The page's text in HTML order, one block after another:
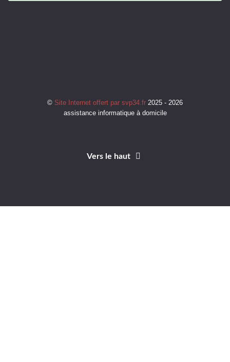
© Site Internet offert par svp34.fr 2025 - 2026
assistance informatique à domicile
Vers le haut